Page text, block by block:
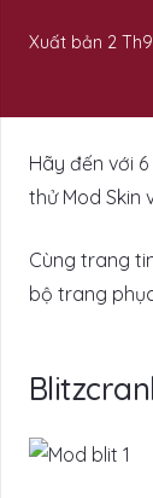
Xuất bản 2
Hãy đến với
thử Mod Skin
Cùng trang
bộ trang